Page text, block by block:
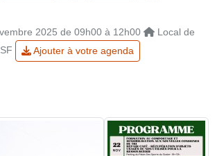
2025 de 09h00 à 12h00
Local de
Ajouter à votre agenda